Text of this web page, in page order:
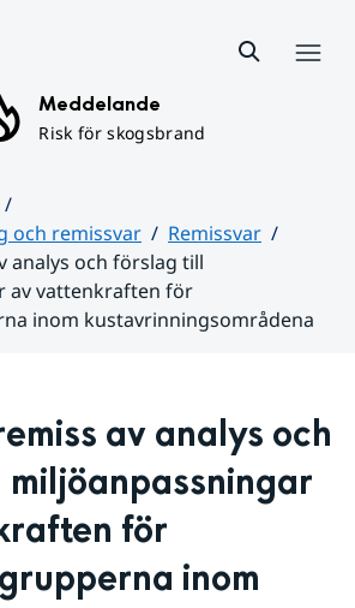
Meddelande
Risk för skogsbrand
och remissvar
Remissvar
analys och förslag till
av vattenkraften för
inom kustavrinningsområdena
av analys och
för
inom